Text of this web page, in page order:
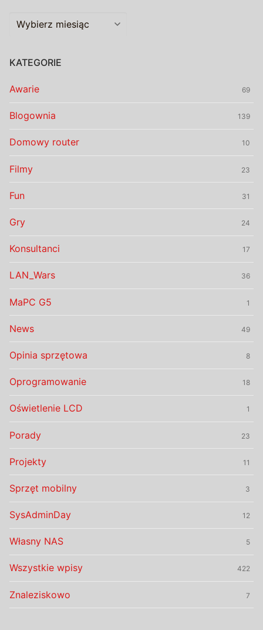
Archiwalia
KATEGORIE
Awarie 69
Blogownia 139
Domowy router 10
Filmy 23
Fun 31
Gry 24
Konsultanci 17
LAN_Wars 36
MaPC G5 1
News 49
Opinia sprzętowa 8
Oprogramowanie 18
Oświetlenie LCD 1
Porady 23
Projekty 11
Sprzęt mobilny 3
SysAdminDay 12
Własny NAS 5
Wszystkie wpisy 422
Znaleziskowo 7